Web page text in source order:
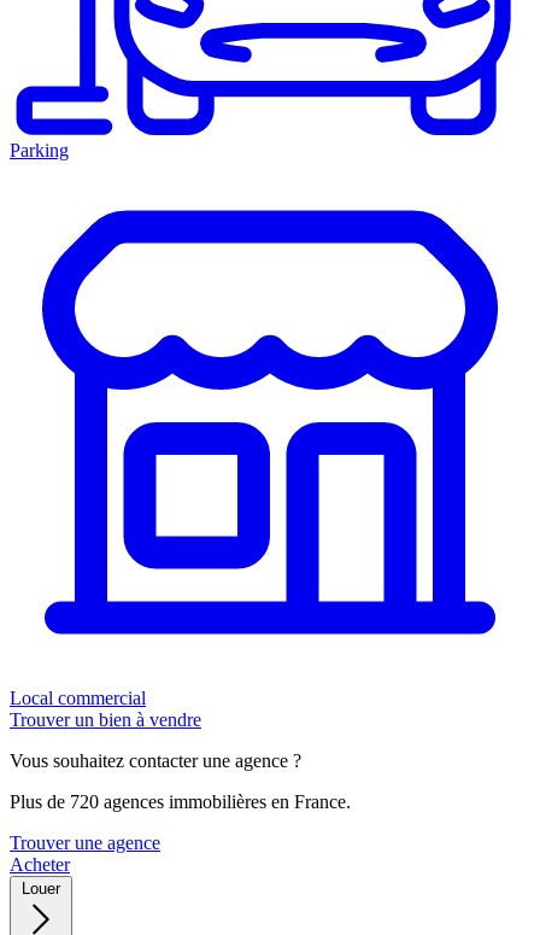
Parking
Local commercial
Trouver un bien à vendre
Vous souhaitez contacter une agence ?
Plus de 720 agences immobilières en France.
Trouver une agence
Acheter
Louer